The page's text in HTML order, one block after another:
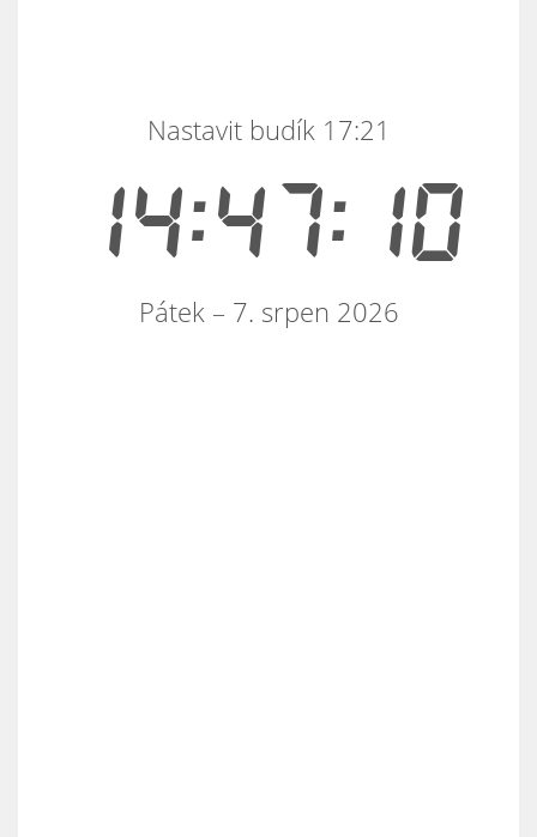
14:47:10
Nastavit budík 17:21
Pátek – 7. srpen 2026